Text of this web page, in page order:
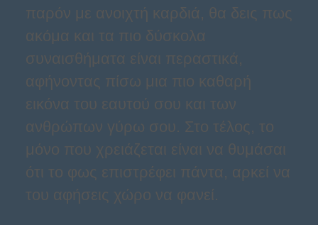
παρόν με ανοιχτή καρδιά, θα δεις πως
ακόμα και τα πιο δύσκολα
συναισθήματα είναι περαστικά,
αφήνοντας πίσω μια πιο καθαρή
εικόνα του εαυτού σου και των
ανθρώπων γύρω σου. Στο τέλος, το
μόνο που χρειάζεται είναι να θυμάσαι
ότι το φως επιστρέφει πάντα, αρκεί να
του αφήσεις χώρο να φανεί.